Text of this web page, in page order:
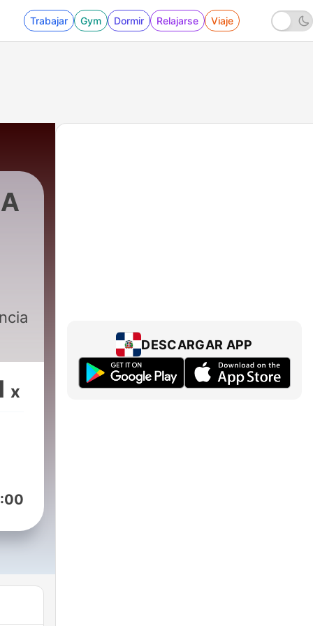
Trabajar Gym Dormir Relajarse Viaje
x
DESCARGAR APP